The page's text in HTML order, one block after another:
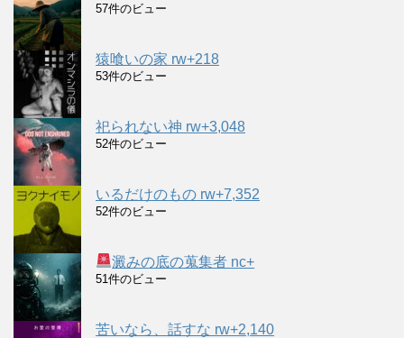
57件のビュー
猿喰いの家 rw+218
53件のビュー
祀られない神 rw+3,048
52件のビュー
いるだけのもの rw+7,352
52件のビュー
澱みの底の蒐集者 nc+
51件のビュー
苦いなら、話すな rw+2,140